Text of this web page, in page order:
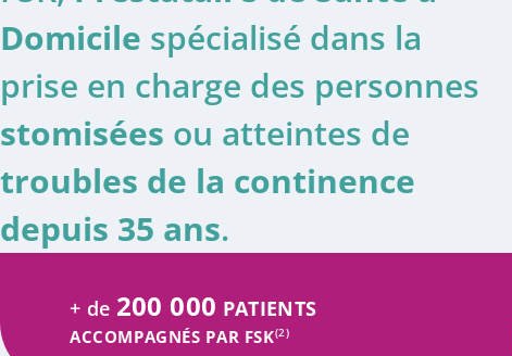
Domicile spécialisé dans la
prise en charge des personnes
stomisées ou atteintes de
troubles de la continence
depuis 35 ans.
+ de 200 000 PATIENTS
ACCOMPAGNÉS PAR FSK(2)